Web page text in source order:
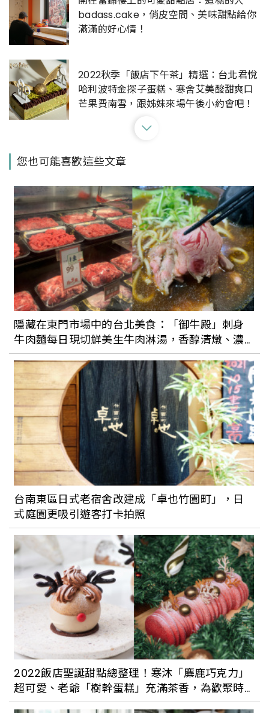
badass.cake，俏皮空間、美味甜點給你
滿滿的好心情！
2022秋季「飯店下午茶」精選：台北君悅
哈利波特金探子蛋糕、寒舍艾美酸甜爽口
芒果費南雪，跟姊妹來場午後小約會吧！
無花果千層、麝香葡萄蛋糕，秋季限定的
在法式甜品裡放入秋天的滋味！法朋烘焙
主廚李依錫談食慾之秋：「我想提供讓人
有『被照顧』感覺的甜點。」
姊妹約會限定！寒舍艾美酒店攜手
「TERRA土然」推巧克力甜點，還有超酷
氮氣冰巧克力讓你嚐鮮一波
香港精品級甜點店插旗中山商圈！Smile
Froyo除水果優格霜淇淋，還有超Q長頸
鹿讓你跟姊妹拍美照
「花旗蛋糕」is Back！重返台北奶油蛋糕
戰場，掀起老台北人的回憶
老台北人生日蛋糕都吃哪家？台北「老字
號蛋糕店」總整理！紅葉黑森林超經典、
美心咖啡蛋糕甜而不膩
您也可能喜歡這些文章
隱藏在東門市場中的台北美食：「御牛殿」刺身
牛肉麵每日現切鮮美生牛肉淋湯，香醇清燉、濃
郁紅燒湯底各有千秋！
台南東區日式老宿舍改建成「卓也竹園町」，日
式庭園更吸引遊客打卡拍照
2022飯店聖誕甜點總整理！寒沐「麋鹿巧克力」
超可愛、老爺「樹幹蛋糕」充滿茶香，為歡聚時
光增加奢華儀式感